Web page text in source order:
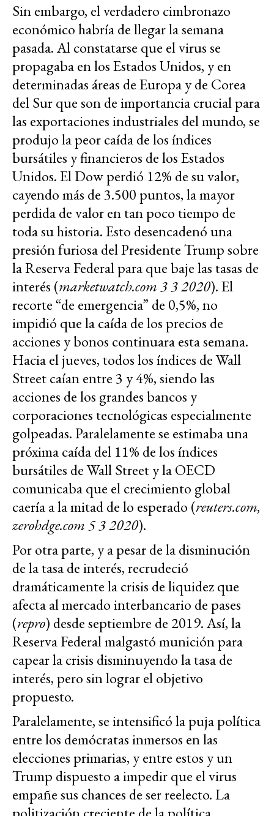
Sin embargo, el verdadero cimbronazo
económico habría de llegar la semana
pasada. Al constatarse que el virus se
propagaba en los Estados Unidos, y en
determinadas áreas de Europa y de Corea
del Sur que son de importancia crucial para
las exportaciones industriales del mundo, se
produjo la peor caída de los índices
bursátiles y financieros de los Estados
Unidos. El Dow perdió 12% de su valor,
cayendo más de 3.500 puntos, la mayor
perdida de valor en tan poco tiempo de
toda su historia. Esto desencadenó una
presión furiosa del Presidente Trump sobre
la Reserva Federal para que baje las tasas de
interés (marketwatch.com 3 3 2020). El
recorte “de emergencia” de 0,5%, no
impidió que la caída de los precios de
acciones y bonos continuara esta semana.
Hacia el jueves, todos los índices de Wall
Street caían entre 3 y 4%, siendo las
acciones de los grandes bancos y
corporaciones tecnológicas especialmente
golpeadas. Paralelamente se estimaba una
próxima caída del 11% de los índices
bursátiles de Wall Street y la OECD
comunicaba que el crecimiento global
caería a la mitad de lo esperado (reuters.com,
zerohdge.com 5 3 2020).
Por otra parte, y a pesar de la disminución
de la tasa de interés, recrudeció
dramáticamente la crisis de liquidez que
afecta al mercado interbancario de pases
(repro) desde septiembre de 2019. Así, la
Reserva Federal malgastó munición para
capear la crisis disminuyendo la tasa de
interés, pero sin lograr el objetivo
propuesto.
Paralelamente, se intensificó la puja política
entre los demócratas inmersos en las
elecciones primarias, y entre estos y un
Trump dispuesto a impedir que el virus
empañe sus chances de ser reelecto. La